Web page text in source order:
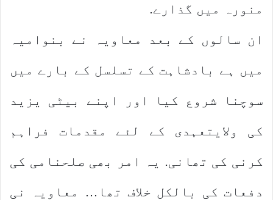
منورہ میں گذارے.
ان سالوں کے بعد معاویہ نے بنوامیہ
میں ہے بادشاہت کے تسلسل کے بارے میں
سوچنا شروع کیا اور اپنے بیٹی یزید
کی ولایتعہدی کے لئے مقدمات فراہم
کرنی کی تھانی. یہ امر بھی صلحنامی کی
دفعات کی بالکل خلاف تھا… معاویہ نی